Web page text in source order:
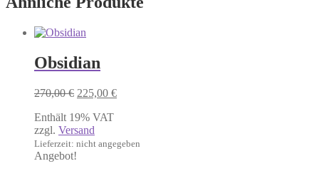
Obsidian
270,00€ Ursprünglicher
war:
270,00 €
225,00 €Aktueller
Enthält 19% VAT
zzgl. Versand
Lieferzeit: nicht angegeben
Angebot!